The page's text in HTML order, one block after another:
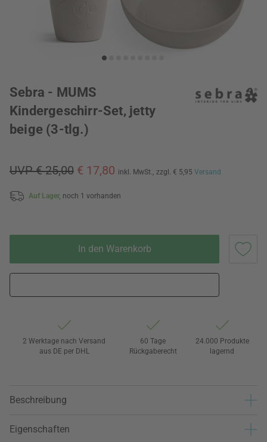
Sebra - MUMS
Kindergeschirr-Set, jetty
beige (3-tlg.)
UVP € 25,00 € 17,80 inkl. MwSt., zzgl. € 5,95 Versand
Auf Lager, noch 1 vorhanden
In den Warenkorb
2 Werktage nach Versand
aus DE per DHL
60 Tage
Rückgaberecht
24.000 Produkte
lagernd
Beschreibung
Eigenschaften